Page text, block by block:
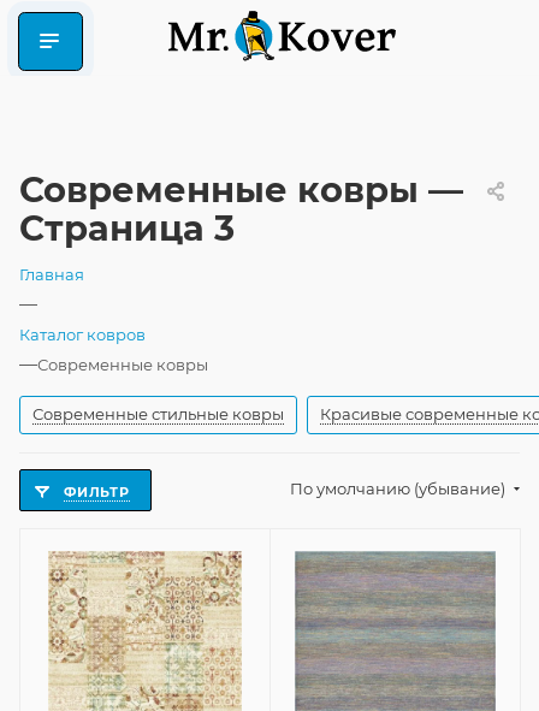
Современные ковры —
Страница 3
Главная
—
Каталог ковров
—Современные ковры
Современные стильные ковры Красивые современные
ФИЛЬТР По умолчанию (убывание)